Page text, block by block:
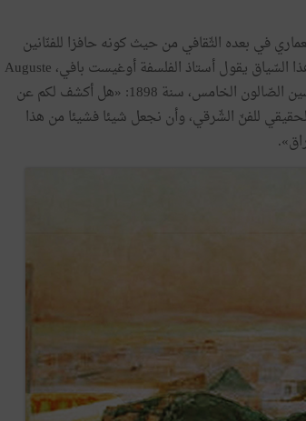
تكملةً للمشروع الاستعماري في بعده الثّقافي من حيث كونه حافزا للفنّانين
الفرنسيين على القدوم إلى تونس والمساهمة في ذلك المشروع. وفي هذا السّياق يقول أستاذ الفلسفة أوغيست بافي، Auguste
Pavy، عضو معهد قرطاج، في كلمة ألقاها أمام المقيم العام بمناسبة تدشين الصّالون الخامس، سنة 1898: «هل أكشف لكم عن
للفنّ الشّرقي، وأن نجعل شيئا فشيئا من هذا